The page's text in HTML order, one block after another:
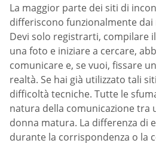
La maggior parte dei siti di
differiscono funzionalmente
Devi solo registrarti, compilare
una foto e iniziare a cercare,
comunicare e, se vuoi, fissare
realtà. Se hai già utilizzato tali
difficoltà tecniche. Tutte le
natura della comunicazione tra
donna matura. La differenza di
durante la corrispondenza o la